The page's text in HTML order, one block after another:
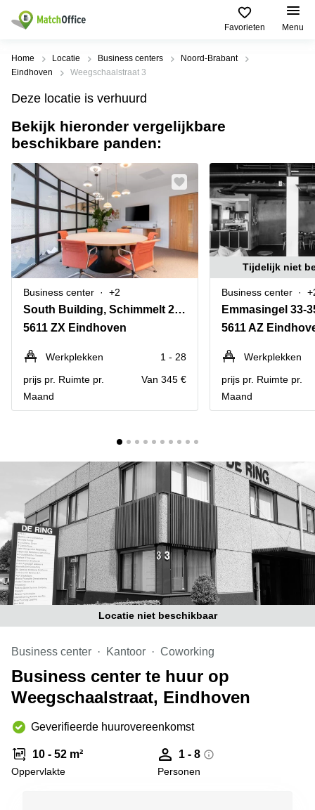
Favorieten Menu
Huren / Verhuren
Productpagina's
Kantoorruimten
Business
Flexplekken
Coworking
Vergaderruimten
Virtueel
Kantoor
Bedrijfsruimte
Populaire
Steden
Alkmaar
Oost
Amsterdam
Westpoort
Bergen
op
Zoom
Amersfoort
Breda
Hengelo
Hilversum
Hoofddorp
Deventer
Zwolle
Amsterdam
Westpoort
Populaire
zoekopdrachten
Kantoorruimte
in Breda
Kantoor
huren
Bergen
op
Kantoor
huren
Tiel
Kantoor
huren
Reeuwijk
Business
Arnhem
Hilversum
Business
center
Den
Haag
Coworking
space
Breda
Coworking
in Arnhem
Coworking
Hilversum
Coworking
space
Zwolle
Help
Over ons
Voeg je kantoorruimte toe
Huurprijs
Log in
Home Locatie Business centers
Noord-Brabant
Eindhoven
Weegschaalstraat 3
Deze locatie is verhuurd
Bekijk hieronder vergelijkbare
beschikbare panden:
Business center +2
South Building, Schimmelt 2-16
5611 ZX Eindhoven
Werkplekken
1 - 28
prijs pr. Ruimte pr.
Maand
Van 345 €
Tijdelijk niet
Business center
Emmasingel 33-
5611 AZ
Werkplekken
prijs pr. Ruimte pr.
Maand
Locatie niet beschikbaar
Business center Kantoor Coworking
Business center te huur op
Weegschaalstraat, Eindhoven
Geverifieerde huurovereenkomst
10 - 52 m²
Oppervlakte
1 - 8
Personen
Beschrijving Informatie & Faciliteiten Locatie